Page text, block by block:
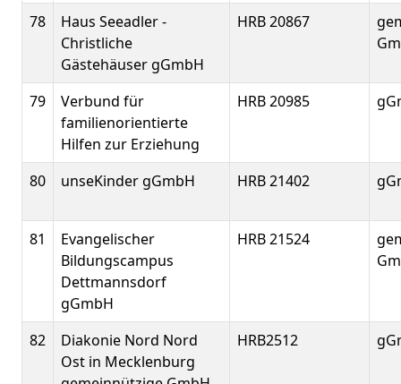
78
Haus Seeadler -
Christliche
Gästehäuser gGmbH
HRB 20867
79
Verbund für
familienorientierte
Hilfen zur Erziehung
HRB 20985
80 unseKinder gGmbH HRB 21402
81
Evangelischer
Bildungscampus
Dettmannsdorf
gGmbH
HRB 21524
82
Diakonie Nord Nord
Ost in Mecklenburg
HRB2512